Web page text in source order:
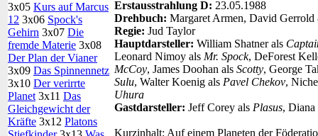
3x05 Kurs auf Marcus
12 3x06 Spock's
Gehirn 3x07 Die
fremde Materie 3x08
Der Plan der Vianer
3x09 Das Spinnennetz
3x10 Der verirrte
Planet 3x11 Das
Gleichgewicht der
Kräfte 3x12 Platons
Erstausstrahlung D: 23.05.1988
Drehbuch: Margaret Armen, David
Regie: Jud Taylor
Hauptdarsteller: William Shatner als
Leonard Nimoy als Mr. Spock, DeForest
McCoy, James Doohan als Scotty, George
Sulu, Walter Koenig als Pavel Chekov,
Uhura
Gastdarsteller: Jeff Corey als Plasus,
Kurzinhalt: Auf einem Planeten der